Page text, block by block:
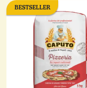
BESTSELLER